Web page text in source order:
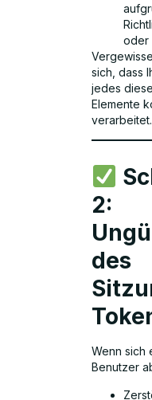
oder
sich, dass
jedes
Elemente
verarbeitet.
2:
des
Wenn sich
Benutzer